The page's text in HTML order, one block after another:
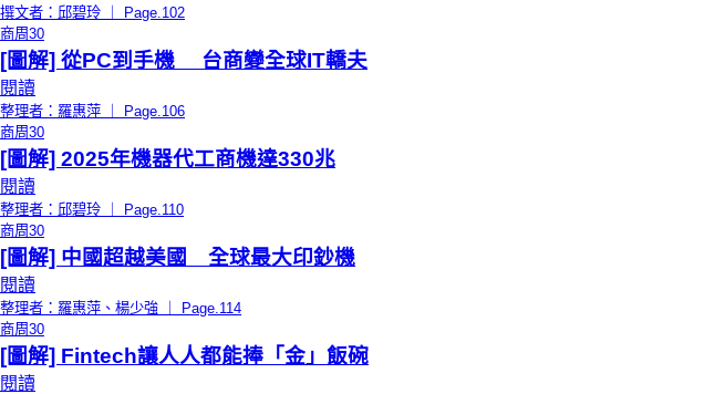
撰文者：邱碧玲 ｜ Page.102
商周30
[圖解] 從PC到手機 台商變全球IT轎夫
閱讀
整理者：羅惠萍 ｜ Page.106
商周30
[圖解] 2025年機器代工商機達330兆
閱讀
整理者：邱碧玲 ｜ Page.110
商周30
[圖解] 中國超越美國 全球最大印鈔機
閱讀
整理者：羅惠萍、楊少強 ｜ Page.114
商周30
[圖解] Fintech讓人人都能捧「金」飯碗
閱讀